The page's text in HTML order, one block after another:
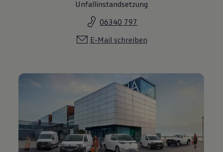
Unfallinstandsetzung
06340 797
E-Mail schreiben